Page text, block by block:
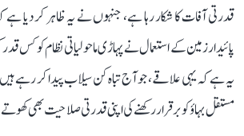
قدرتی آفات کا شکار رہا ہے، جنہوں نے یہ ظاہر کر دیا
پائیدار زمین کے استعمال نے پہاڑی ماحولیاتی نظام کو کس
یہ ہے کہ یہی علاقے، جو آج تباہ کن سیلاب پیدا کر رہے
مستقل بہاؤ کو برقرار رکھنے کی اپنی قدرتی صلاحیت بھی